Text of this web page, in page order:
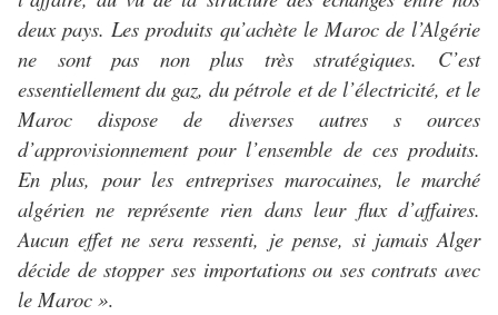
deux pays. Les produits qu’achète le Maroc de l’Algérie
ne sont pas non plus très stratégiques. C’est
essentiellement du gaz, du pétrole et de l’électricité, et le
Maroc dispose de diverses autres s ources
d’approvisionnement pour l’ensemble de ces produits.
En plus, pour les entreprises marocaines, le marché
algérien ne représente rien dans leur flux d’affaires.
Aucun effet ne sera ressenti, je pense, si jamais Alger
décide de stopper ses importations ou ses contrats avec
le Maroc ».